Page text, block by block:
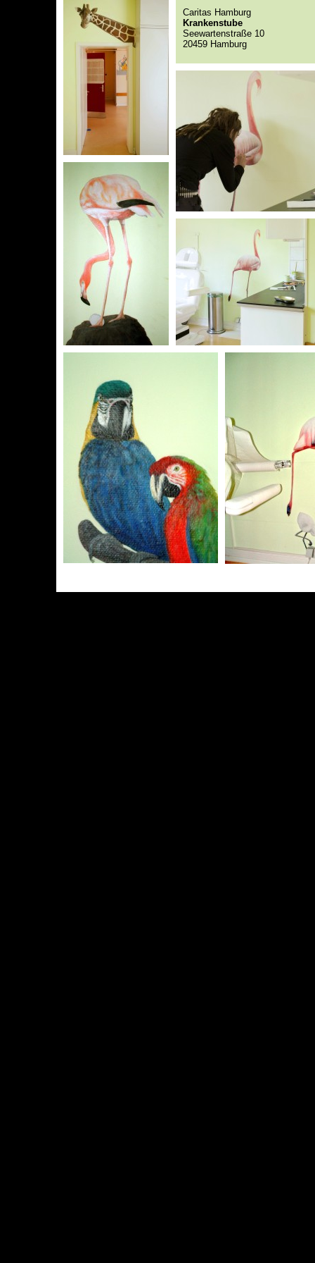
Caritas Hamburg
Krankenstube
Seewartenstraße 10
20459 Hamburg